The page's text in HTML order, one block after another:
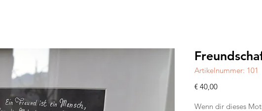
Artikelnummer: 101
€ 40,00Preis
Wenn dir dieses